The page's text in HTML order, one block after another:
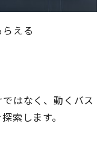
える
はなく、動くバス
索します。